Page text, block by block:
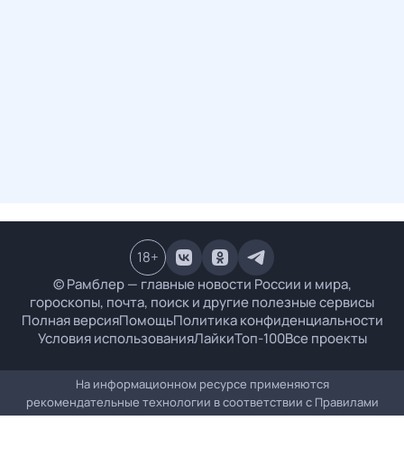
© Рамблер — главные новости России и мира,
гороскопы, почта, поиск и другие полезные сервисы
Полная версияПомощьПолитика конфиденциальности
Условия использованияЛайкиТоп-100Все проекты
18+
На информационном ресурсе применяются
рекомендательные технологии в соответствии с Правилами